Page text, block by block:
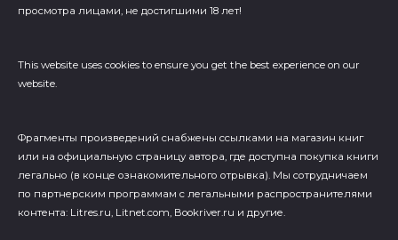
просмотра лицами, не достигшими 18 лет!
This website uses cookies to ensure you get the best experience on our
website.
Фрагменты произведений cнабжены ссылками на магазин книг
или на официальную страницу автора, где доступна покупка книги
легально (в конце ознакомительного отрывка). Мы сотрудничаем
по партнерским программам с легальными распространителями
контента: Litres.ru, Litnet.com, Bookriver.ru и другие.